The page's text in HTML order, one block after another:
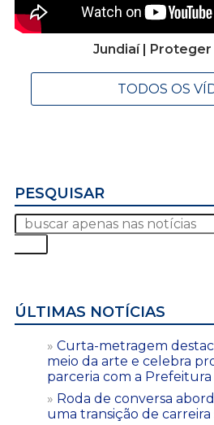
Jundiaí | Proteger
TODOS OS
PESQUISAR
ÚLTIMAS NOTÍCIAS
Curta-metragem
meio da arte e celebra
parceria com a
Roda de conversa
uma transição de